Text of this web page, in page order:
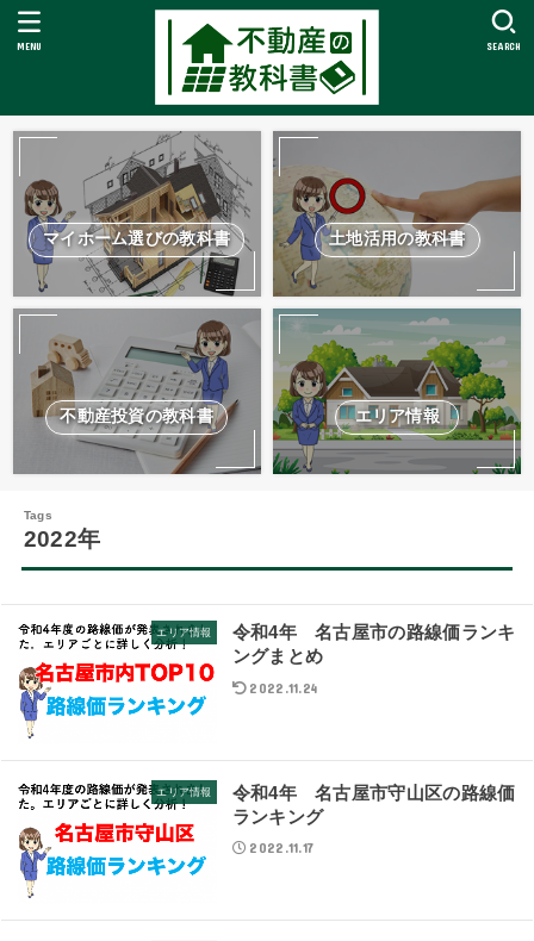
SEARCH
MENU
マイホーム選びの教科書 土地活用の教科書
不動産投資の教科書 エリア情報
2022年
エリア情報
令和4年 名古屋市の路線価ランキ
ングまとめ
2022.11.24
エリア情報
令和4年 名古屋市守山区の路線価
ランキング
2022.11.17